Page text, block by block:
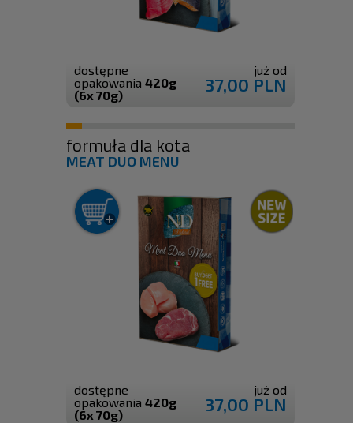
dostępne
opakowania 420g
(6x 70g)
już od
37,00 PLN
formuła dla kota
MEAT DUO MENU
dostępne
opakowania 420g
(6x 70g)
już od
37,00 PLN